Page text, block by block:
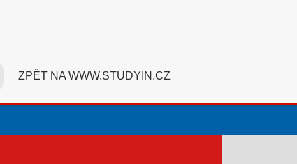
ZPĚT NA WWW.STUDYIN.CZ